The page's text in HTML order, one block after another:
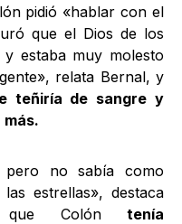
pidió «hablar con el
que el Dios de los
estaba muy molesto
relata Bernal, y
teñiría de sangre y
más.
pero no sabía como
estrellas», destaca
que Colón tenía